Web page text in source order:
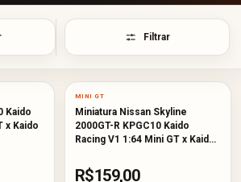
Filtrar
Kaido
x Kaido
MINI GT
Miniatura Nissan Skyline
2000GT-R KPGC10 Kaido
Racing V1 1:64 Mini GT x Kaido
R$159,00